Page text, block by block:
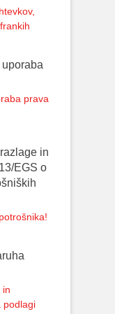
prava
in
EGS o
in
podlagi